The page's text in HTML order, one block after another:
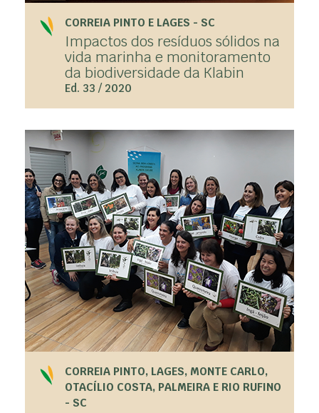
CORREIA PINTO E LAGES - SC
Impactos dos resíduos sólidos na
vida marinha e monitoramento
da biodiversidade da Klabin
Ed. 33 / 2020
CORREIA PINTO, LAGES, MONTE CARLO,
OTACÍLIO COSTA, PALMEIRA E RIO RUFINO
- SC